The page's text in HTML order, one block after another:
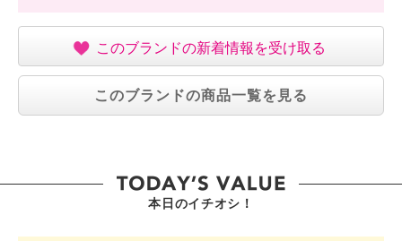
このブランドの新着情報を受け取る
このブランドの商品一覧を見る
本日のイチオシ！